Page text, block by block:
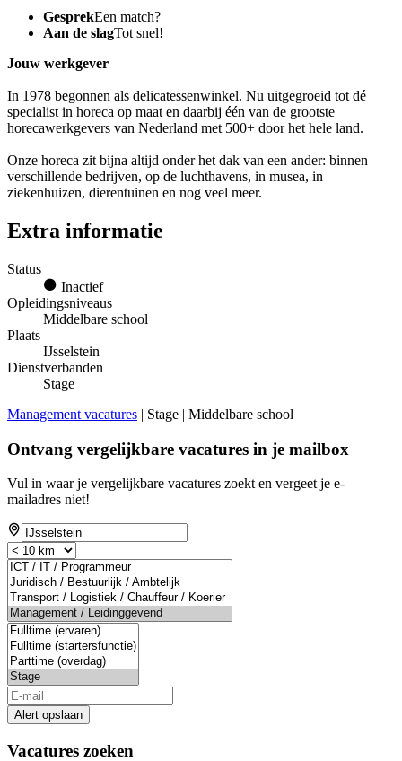
GesprekEen match?
Aan de slagTot snel!
Jouw werkgever
In 1978 begonnen als delicatessenwinkel. Nu uitgegroeid tot dé
specialist in horeca op maat en daarbij één van de grootste
horecawerkgevers van Nederland met 500+ door het hele land.
Onze horeca zit bijna altijd onder het dak van een ander: binnen
verschillende bedrijven, op de luchthavens, in musea, in
ziekenhuizen, dierentuinen en nog veel meer.
Extra informatie
Status
Inactief
Opleidingsniveaus
Middelbare school
Plaats
IJsselstein
Dienstverbanden
Stage
Management vacatures | Stage | Middelbare school
Ontvang vergelijkbare vacatures in je mailbox
Vul in waar je vergelijkbare vacatures zoekt en vergeet je e-
mailadres niet!
Alert opslaan
Vacatures zoeken